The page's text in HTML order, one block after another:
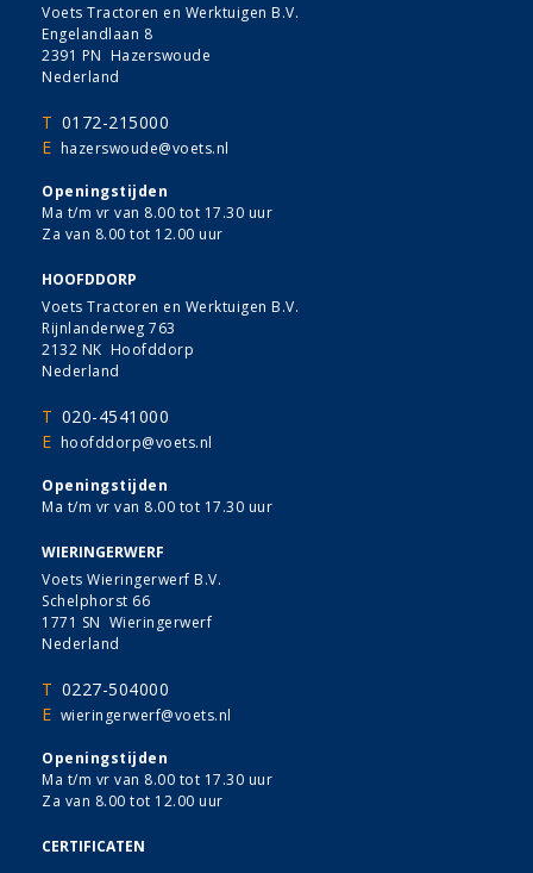
Voets Tractoren en Werktuigen B.V.
Engelandlaan 8
2391 PN Hazerswoude
Nederland
T 0172-215000
E hazerswoude@voets.nl
Openingstijden
Ma t/m vr van 8.00 tot 17.30 uur
Za van 8.00 tot 12.00 uur
HOOFDDORP
Voets Tractoren en Werktuigen B.V.
Rijnlanderweg 763
2132 NK Hoofddorp
Nederland
T 020-4541000
E hoofddorp@voets.nl
Openingstijden
Ma t/m vr van 8.00 tot 17.30 uur
WIERINGERWERF
Voets Wieringerwerf B.V.
Schelphorst 66
1771 SN Wieringerwerf
Nederland
T 0227-504000
E wieringerwerf@voets.nl
Openingstijden
Ma t/m vr van 8.00 tot 17.30 uur
Za van 8.00 tot 12.00 uur
CERTIFICATEN